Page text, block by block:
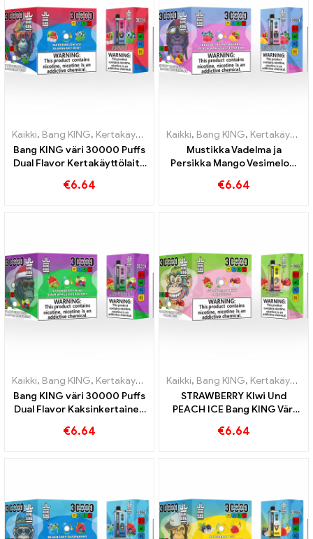
Kaikki, Bang KING, Kertakäyttöiset sähkösavukkeet Liettua ,
Bang KING väri 30000 Puffs
Dual Flavor Kertakäyttölaite
mustikan vadelmaa ja
€6.64
Kaikki, Bang KING, Kertakäyttöiset sähkösavukkeet Liettua
Mustikka Vadelma ja
Persikka Mango Vesimeloni
kertakäyttöiset e-
€6.64
Kaikki, Bang KING, Kertakäyttöiset sähkösavukkeet Liettua ,
Bang KING väri 30000 Puffs
Dual Flavor Kaksinkertainen
happaman omenavadelman
€6.64
Kaikki, Bang KING, Kertakäyttöiset sähkösavukkeet Liettua
STRAWBERRY KIwi Und
PEACH ICE Bang KING Väri
Kertakäyttöinen E-savuke -
€6.64